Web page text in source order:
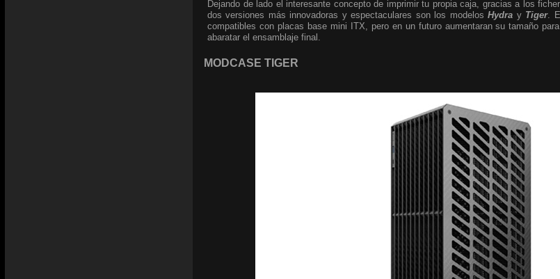
Dejando de lado el interesante concepto de imprimir tu propia caja, gracias a los
dos versiones más innovadoras y espectaculares son los modelosHydra y Tiger.
compatibles con placas base mini ITX, pero en un futuro aumentaran su tamaño
abaratar el ensamblaje final.
MODCASE TIGER